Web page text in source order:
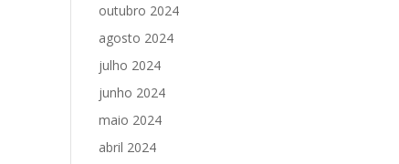
outubro 2024
agosto 2024
julho 2024
junho 2024
maio 2024
abril 2024